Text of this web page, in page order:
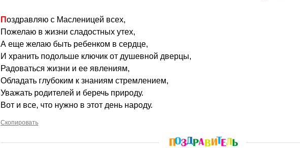
Поздравляю с Масленицей всех,
Пожелаю в жизни сладостных утех,
А еще желаю быть ребенком в сердце,
И хранить подольше ключик от душевной дверцы,
Радоваться жизни и ее явлениям,
Обладать глубоким к знаниям стремлением,
Уважать родителей и беречь природу.
Вот и все, что нужно в этот день народу.
Скопировать